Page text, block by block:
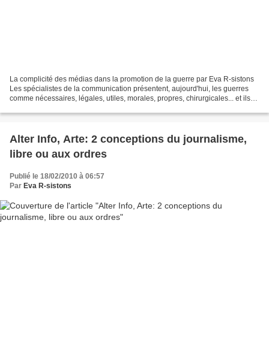
La complicité des médias dans la promotion de la guerre par Eva R-sistons
Les spécialistes de la communication présentent, aujourd'hui, les guerres
comme nécessaires, légales, utiles, morales, propres, chirurgicales... et ils
Alter Info, Arte: 2 conceptions du journalisme,
libre ou aux ordres
Publié le 18/02/2010 à 06:57
Par Eva R-sistons